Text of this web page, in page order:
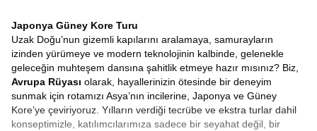
Japonya Güney Kore Turu
Uzak Doğu’nun gizemli kapılarını aralamaya, samurayların
izinden yürümeye ve modern teknolojinin kalbinde, gelenekle
geleceğin muhteşem dansına şahitlik etmeye hazır mısınız? Biz,
Avrupa Rüyası olarak, hayallerinizin ötesinde bir deneyim
sunmak için rotamızı Asya’nın incilerine, Japonya ve Güney
Kore’ye çeviriyoruz. Yılların verdiği tecrübe ve ekstra turlar dahil
konseptimizle, katılımcılarımıza sadece bir seyahat değil, bir